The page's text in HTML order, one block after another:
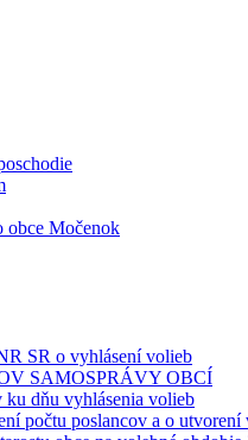
obce Močenok
SR o vyhlásení volieb
SAMOSPRÁVY OBCÍ
dňu vyhlásenia volieb
počtu poslancov a o utvorení